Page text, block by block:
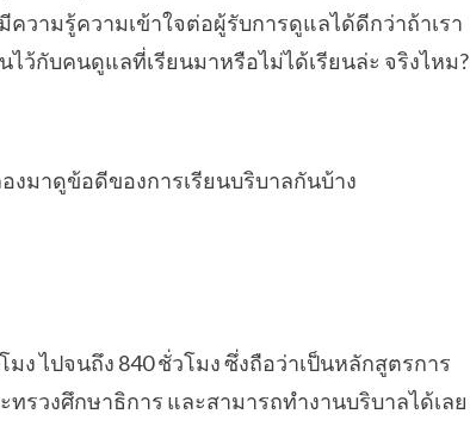
วามรู้ความเข้าใจต่อผู้รับการดูแลได้ดีกว่าถ้าเรา
ว้กับคนดูแลที่เรียนมาหรือไม่ได้เรียนล่ะ จริงไหม?
มาดูข้อดีของการเรียนบริบาลกันบ้าง
ไปจนถึง 840 ชั่วโมง ซึ่งถือว่าเป็นหลักสูตรการ
รวงศึกษาธิการ และสามารถทำงานบริบาลได้เลย